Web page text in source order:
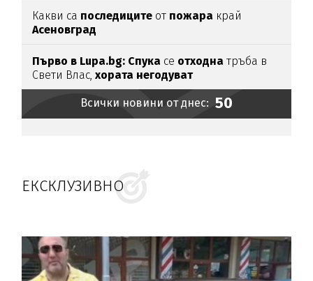
Какви са последиците от пожара край
Асеновград
Първо в Lupa.bg: Спука се отходна тръба в
Свети Влас,хората негодуват
Всички новини от днес: 50
ЕКСКЛУЗИВНО